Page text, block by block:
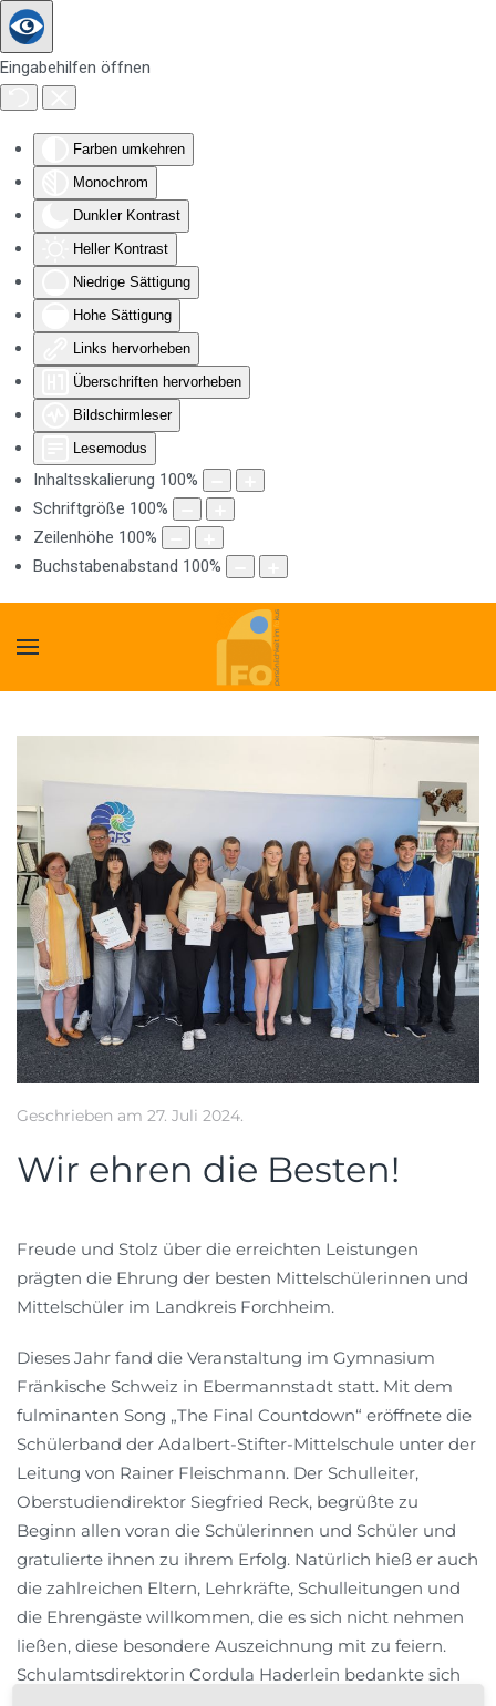
Eingabehilfen öffnen
Farben umkehren
Monochrom
Dunkler Kontrast
Heller Kontrast
Niedrige Sättigung
Hohe Sättigung
Links hervorheben
Überschriften hervorheben
Bildschirmleser
Lesemodus
Inhaltsskalierung 100%
Schriftgröße 100%
Zeilenhöhe 100%
Buchstabenabstand 100%
Zum Hauptinhalt springen
Geschrieben am 27. Juli 2024.
Wir ehren die Besten!
Freude und Stolz über die erreichten Leistungen
prägten die Ehrung der besten Mittelschülerinnen und
Mittelschüler im Landkreis Forchheim.
Dieses Jahr fand die Veranstaltung im Gymnasium
Fränkische Schweiz in Ebermannstadt statt. Mit dem
fulminanten Song „The Final Countdown“ eröffnete die
Schülerband der Adalbert-Stifter-Mittelschule unter der
Leitung von Rainer Fleischmann. Der Schulleiter,
Oberstudiendirektor Siegfried Reck, begrüßte zu
Beginn allen voran die Schülerinnen und Schüler und
gratulierte ihnen zu ihrem Erfolg. Natürlich hieß er auch
die zahlreichen Eltern, Lehrkräfte, Schulleitungen und
die Ehrengäste willkommen, die es sich nicht nehmen
ließen, diese besondere Auszeichnung mit zu feiern.
Schulamtsdirektorin Cordula Haderlein bedankte sich